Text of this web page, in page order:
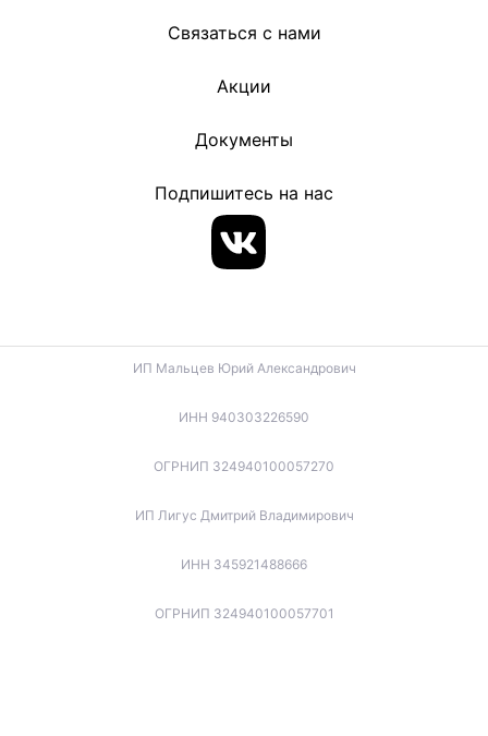
Связаться с нами
Акции
Документы
Подпишитесь на нас
ИП Мальцев Юрий Александрович
ИНН 940303226590
ОГРНИП 324940100057270
ИП Лигус Дмитрий Владимирович
ИНН 345921488666
ОГРНИП 324940100057701